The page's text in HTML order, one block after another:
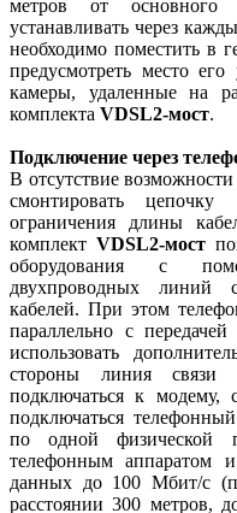
метров от основного
устанавливать через
необходимо поместить в
предусмотреть место
камеры, удаленные на
комплекта VDSL2-мост.
Подключение через
В отсутствие
смонтировать цепочку
ограничения длины
комплект VDSL2-мост
оборудования с
двухпроводных линий
кабелей. При этом
параллельно с
использовать
стороны линия
подключаться к
подключаться
по одной физической
телефонным аппаратом и
данных до 100 Мбит/с
расстоянии 300 метров,